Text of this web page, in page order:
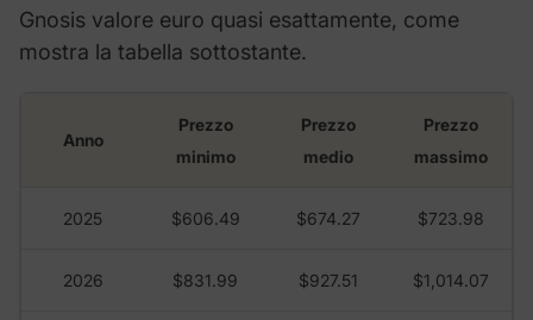
Gnosis valore euro quasi esattamente, come
mostra la tabella sottostante.
Anno
Prezzo
minimo
Prezzo
medio
Prezzo
massimo
2025 $606.49 $674.27 $723.98
2026 $831.99 $927.51 $1,014.07